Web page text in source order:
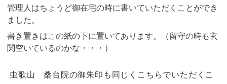
管理人はちょうど御在宅の時に書いていただくことができ
ました。
書き置きはこの紙の下に置いてあります。（留守の時も玄
関空いているのかな・・・）
虫歌山 桑台院の御朱印も同じくこちらでいただくこ